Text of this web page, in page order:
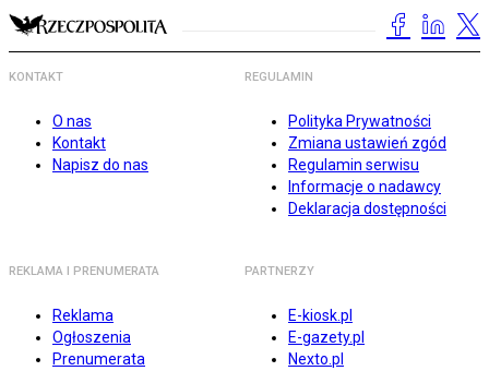
KONTAKT
O nas
Kontakt
Napisz do nas
REGULAMIN
Polityka Prywatności
Zmiana ustawień zgód
Regulamin serwisu
Informacje o nadawcy
Deklaracja dostępności
REKLAMA I PRENUMERATA
Reklama
Ogłoszenia
Prenumerata
PARTNERZY
E-kiosk.pl
E-gazety.pl
Nexto.pl